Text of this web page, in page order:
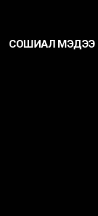
СОШИАЛ МЭДЭЭ